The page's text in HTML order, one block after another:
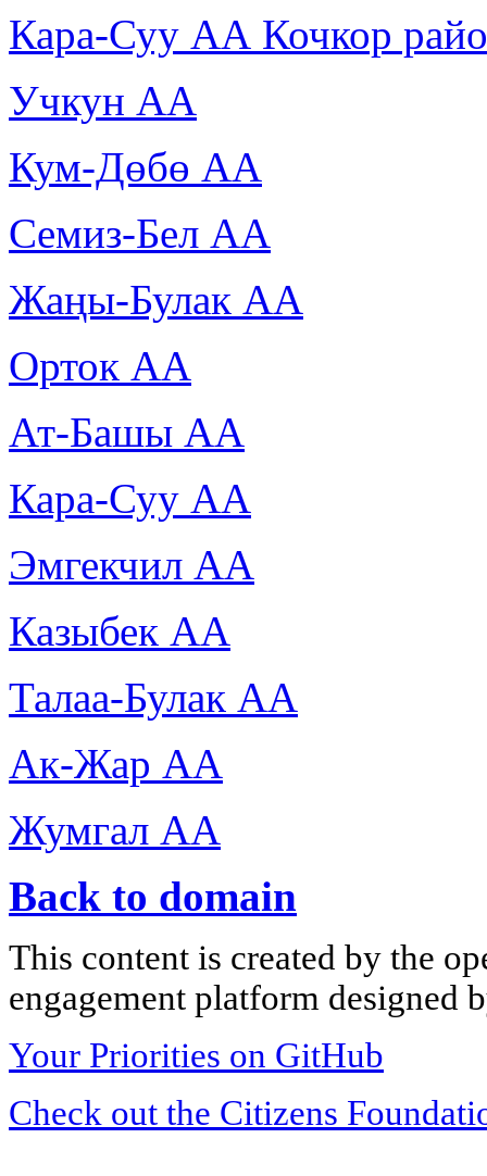
Кара-Суу АА Кочкор
Учкун АА
Кум-Дөбө АА
Семиз-Бел АА
Жаңы-Булак АА
Орток АА
Ат-Башы АА
Кара-Суу АА
Эмгекчил АА
Казыбек АА
Талаа-Булак АА
Ак-Жар АА
Жумгал АА
Back to domain
This content is created by the
engagement platform designed
Your Priorities on GitHub
Check out the Citizens